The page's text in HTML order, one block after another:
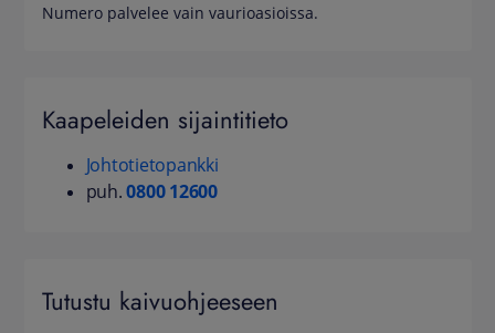
Numero palvelee vain vaurioasioissa.
Kaapeleiden sijaintitieto
Johtotietopankki
puh.0800 12600
Tutustu kaivuohjeeseen